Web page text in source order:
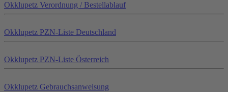
Okklupetz Verordnung / Bestellablauf
Okklupetz PZN-Liste Deutschland
Okklupetz PZN-Liste Österreich
Okklupetz Gebrauchsanweisung